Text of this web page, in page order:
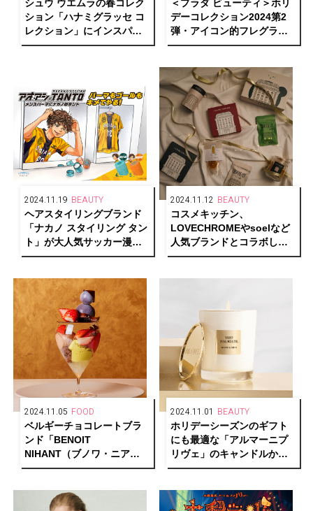
シュウ ウエムラの春コレク
ション「ハナミグラッセ コ
レクション」にインスパイ
アされたアフタヌーンティ
＜プラダ ビューティ＞ホリ
デーコレクション2024第2
弾・アイコン的フレグラン
ス「パラドックス」スペシ
2024.11.19 BEAUTY
ヘアスタイリングブランド
「ナカノ スタイリング タン
ト」が大人気サッカー漫画
『アオアシ』と初コラボレ
2024.11.12 BEAUTY
コスメキッチン、
LOVECHROMEやsoelなど
人気ブランドとコラボした
限定パッケージの「Cosme
2024.11.05 FOOD
ベルギーチョコレートブラ
ンド「BENOIT
NIHANT（ブノワ・ニア
ン）」2024年クリスマス限
2024.11.01 BEAUTY
ホリデーシーズンのギフト
にも最適な「アルマーニプ
リヴェ」のキャンドルから
新3種が登場